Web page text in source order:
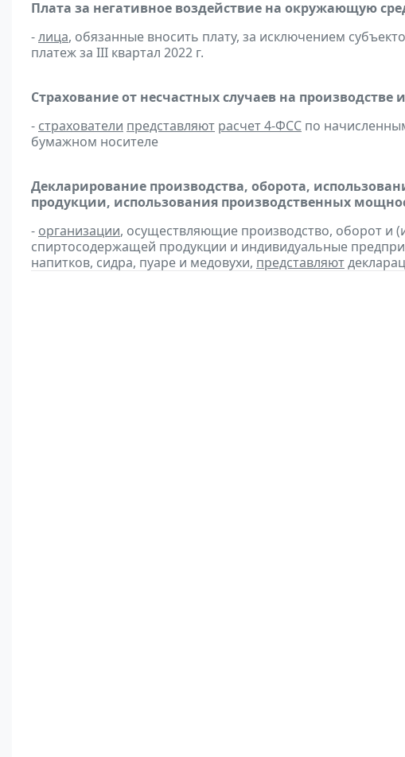
Плата за негативное воздействие на окружающую
-лица, обязанные вносить плату, за исключением
платеж за III квартал 2022 г.
Страхование от несчастных случаев на
- страхователи представляют расчет 4-ФСС по
бумажном носителе
Декларирование производства, оборота,
продукции, использования производственных
- организации, осуществляющие производство, оборот и
спиртосодержащей продукции и индивидуальные
напитков, сидра, пуаре и медовухи, представляют